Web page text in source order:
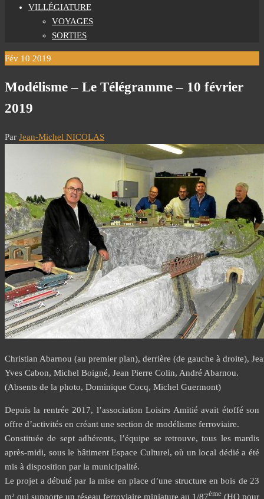
VILLÉGIATURE
VOYAGES
SORTIES
Fév 10 2019
Modélisme – Le Télégramme – 10 février
2019
Par Jean-Michel NICOLAS
Christian Abarnou (au premier plan), derrière (de gauche à droite),
Yves Cabon, Michel Boigné, Jean Pierre Colin, André Abarnou.
(Absents de la photo, Dominique Cocq, Michel Guermont)
Depuis la rentrée 2017, l’association Loisirs Amitié avait étoffé son
offre d’activités en créant une section de modélisme ferroviaire.
Constituée de sept adhérents, l’équipe se retrouve, tous les mardis
après-midi, sous le bâtiment Espace Culturel, où un local dédié a été
mis à disposition par la municipalité.
Le projet a débuté par la mise en place d’une structure en bois de 23
m² qui supporte un réseau ferroviaire miniature au 1/87ème (HO pour